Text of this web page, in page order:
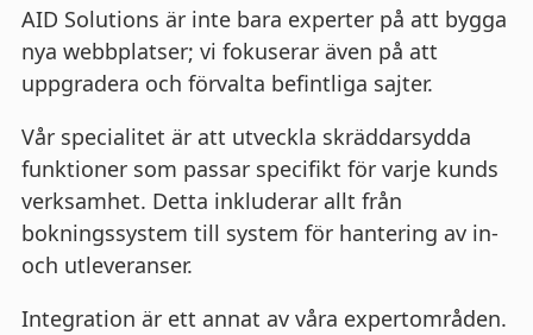
AID Solutions är inte bara experter på att bygga
nya webbplatser; vi fokuserar även på att
uppgradera och förvalta befintliga sajter.
Vår specialitet är att utveckla skräddarsydda
funktioner som passar specifikt för varje kunds
verksamhet. Detta inkluderar allt från
bokningssystem till system för hantering av in-
och utleveranser.
Integration är ett annat av våra expertområden.